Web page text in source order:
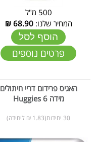
500 מ"ל
המחיר שלנו:68.90
₪
הוסף לסל
פרטים נוספים
האגיס פרידום דריי חיתולים
מידה 6 Huggies
30 יחידות(1.83 ₪ ליחידה)